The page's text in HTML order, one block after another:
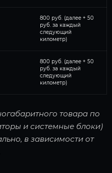
800 руб. (далее + 50
руб. за каждый
следующий
километр)
800 руб. (далее + 50
руб. за каждый
следующий
километр)
товара по
и системные блоки)
в зависимости от